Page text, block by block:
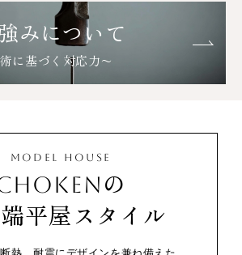
みについて
に基づく対応力〜
MODEL HOUSE
の
平屋スタイル